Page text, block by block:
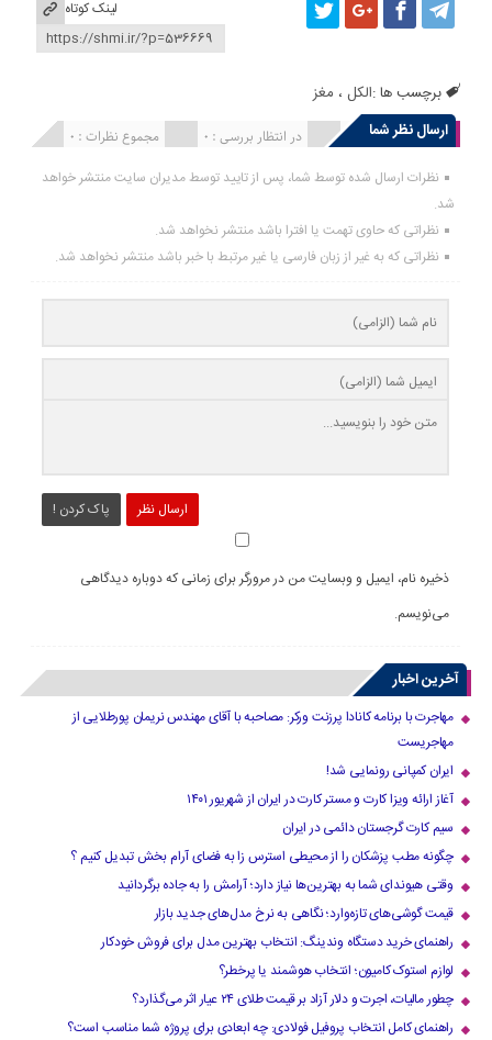
لینک کوتاه
برچسب ها :الکل ، مغز
ارسال نظر شما
مجموع نظرات : 0 در انتظار بررسی : 0 انتشار یافته : 0
نظرات ارسال شده توسط شما، پس از تایید توسط مدیران سایت منتشر خواهد
شد.
نظراتی که حاوی تهمت یا افترا باشد منتشر نخواهد شد.
نظراتی که به غیر از زبان فارسی یا غیر مرتبط با خبر باشد منتشر نخواهد شد.
ارسال نظر پاک کردن !
ذخیره نام، ایمیل و وبسایت من در مرورگر برای زمانی که دوباره دیدگاهی
می‌نویسم.
آخرین اخبار
مهاجرت با برنامه کانادا پرزنت ورکر: مصاحبه با آقای مهندس نریمان پورطلایی از
مهاجریست
ایران کمپانی رونمایی شد!
آغاز ارائه ویزا کارت و مستر کارت در ایران از شهریور ۱۴۰۱
سیم کارت گرجستان دائمی در ایران
چگونه مطب پزشکان را از محیطی استرس زا به فضای آرام بخش تبدیل کنیم ؟
وقتی هیوندای شما به بهترین‌ها نیاز دارد؛ آرامش را به جاده برگردانید
قیمت گوشی‌های تازه‌وارد؛ نگاهی به نرخ مدل‌های جدید بازار
راهنمای خرید دستگاه وندینگ: انتخاب بهترین مدل برای فروش خودکار
لوازم استوک کامیون؛ انتخاب هوشمند یا پرخطر؟
چطور مالیات، اجرت و دلار آزاد بر قیمت طلای ۲۴ عیار اثر می‌گذارد؟
راهنمای کامل انتخاب پروفیل فولادی: چه ابعادی برای پروژه شما مناسب است؟